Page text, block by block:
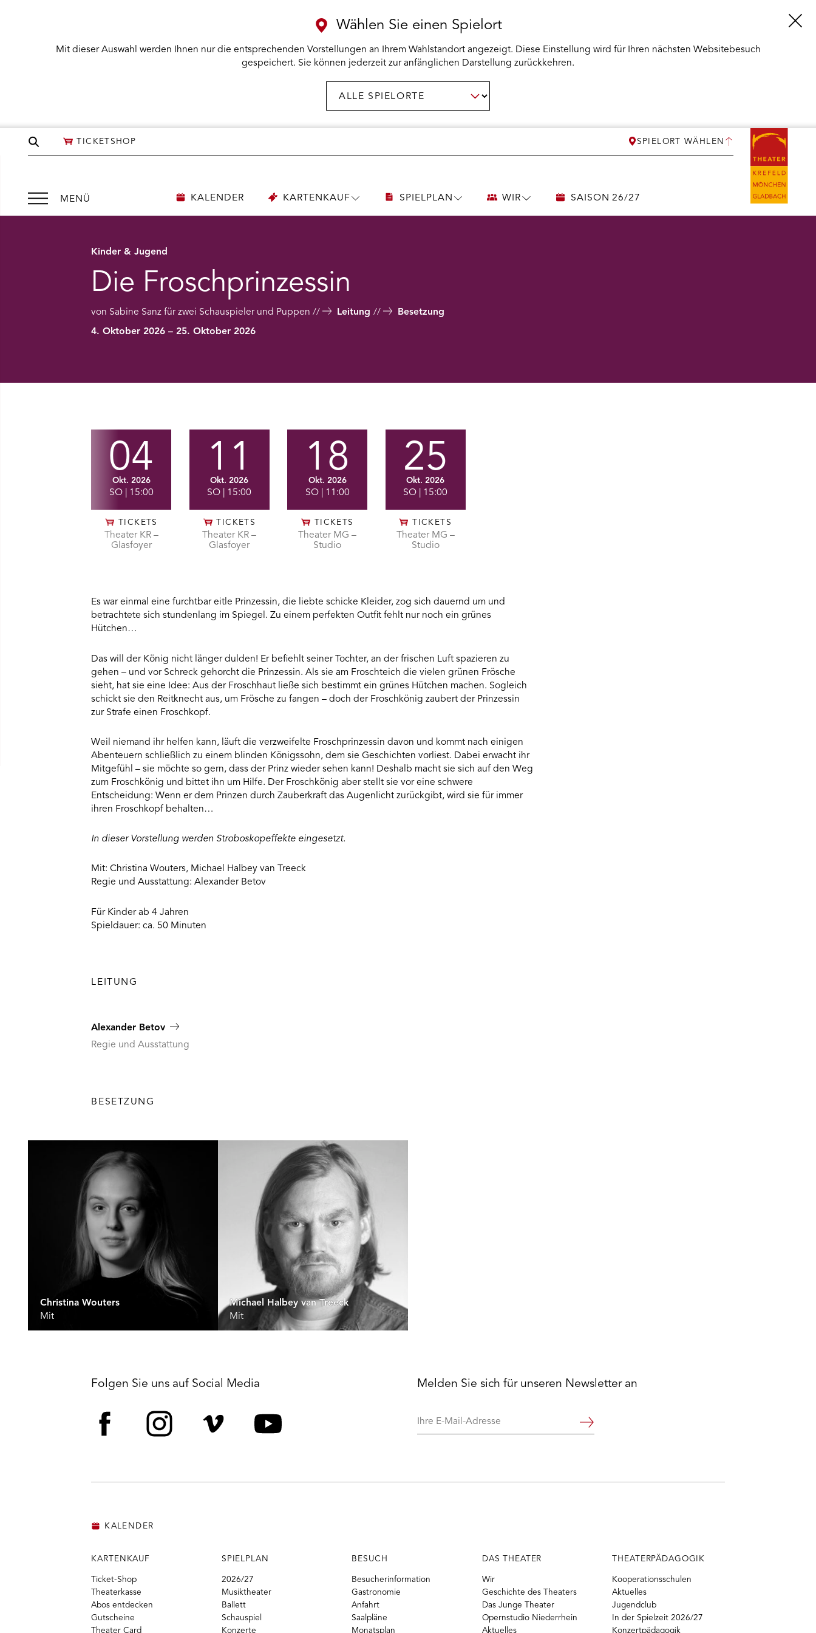
Seite
TICKETSHOP SPIELORT WÄHLEN
Wählen Sie einen Spielort
Mit dieser Auswahl werden Ihnen nur die entsprechenden Vorstellungen an Ihrem Wahlstandort angezeigt. Diese Einstellung wird für Ihren nächsten Websitebesuch
gespeichert. Sie können jederzeit zur anfänglichen Darstellung zurückkehren.
MENÜ
Menü
öffnen
KARTENKAUF ÖFFNEN
KALENDER KARTENKAUF UNTERMENÜSPIELPLAN UNTERMENÜ
WIR UNTERMENÜSAISON 26/27
Kinder & Jugend
Die Froschprinzessin
von Sabine Sanz für zwei Schauspieler und Puppen Leitung
Besetzung
4. Oktober 2026 – 25. Oktober 2026
04
Okt. 2026
SO| 15:00
TICKETS
Theater KR –
Glasfoyer
11
Okt. 2026
SO | 15:00
TICKETS
Theater KR –
Glasfoyer
18
Okt. 2026
SO| 11:00
TICKETS
Theater MG –
Studio
25
Okt. 2026
SO | 15:00
TICKETS
Theater MG –
Studio
Es war einmal eine furchtbar eitle Prinzessin, die liebte schicke Kleider, zog sich dauernd um und
betrachtete sich stundenlang im Spiegel. Zu einem perfekten Outfit fehlt nur noch ein grünes
Hütchen…
Das will der König nicht länger dulden! Er befiehlt seiner Tochter, an der frischen Luft spazieren zu
gehen – und vor Schreck gehorcht die Prinzessin. Als sie am Froschteich die vielen grünen Frösche
sieht, hat sie eine Idee: Aus der Froschhaut ließe sich bestimmt ein grünes Hütchen machen. Sogleich
schickt sie den Reitknecht aus, um Frösche zu fangen – doch der Froschkönig zaubert der Prinzessin
zur Strafe einen Froschkopf.
Weil niemand ihr helfen kann, läuft die verzweifelte Froschprinzessin davon und kommt nach einigen
Abenteuern schließlich zu einem blinden Königssohn, dem sie Geschichten vorliest. Dabei erwacht ihr
Mitgefühl – sie möchte so gern, dass der Prinz wieder sehen kann! Deshalb macht sie sich auf den Weg
zum Froschkönig und bittet ihn um Hilfe. Der Froschkönig aber stellt sie vor eine schwere
Entscheidung: Wenn er dem Prinzen durch Zauberkraft das Augenlicht zurückgibt, wird sie für immer
ihren Froschkopf behalten…
In dieser Vorstellung werden Stroboskopeffekte eingesetzt.
Mit: Christina Wouters, Michael Halbey van Treeck
Regie und Ausstattung: Alexander Betov
Für Kinder ab 4 Jahren
Spieldauer: ca. 50 Minuten
LEITUNG
Alexander Betov
Regie und Ausstattung
BESETZUNG
Christina Wouters
Mit
Michael Halbey van Treeck
Mit
Folgen Sie uns auf Social Media Melden Sie sich für unseren Newsletter an
Ihre
Weiter
KALENDER
KARTENKAUF
Ticket-Shop
Theaterkasse
Abos entdecken
Gutscheine
Theater Card
SPIELPLAN
2026/27
Musiktheater
Ballett
Schauspiel
Konzerte
BESUCH
Besucherinformation
Gastronomie
Anfahrt
Saalpläne
Monatsplan
DAS THEATER
Wir
Geschichte des Theaters
Das Junge Theater
Opernstudio Niederrhein
Aktuelles
THEATERPÄDAGOGIK
Kooperationsschulen
Aktuelles
Jugendclub
In der Spielzeit 2026/27
Konzertpädagogik